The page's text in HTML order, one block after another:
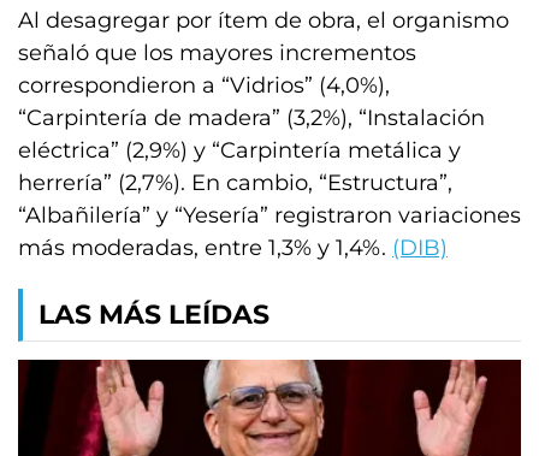
Al desagregar por ítem de obra, el organismo
señaló que los mayores incrementos
correspondieron a “Vidrios” (4,0%),
“Carpintería de madera” (3,2%), “Instalación
eléctrica” (2,9%) y “Carpintería metálica y
herrería” (2,7%). En cambio, “Estructura”,
“Albañilería” y “Yesería” registraron variaciones
más moderadas, entre 1,3% y 1,4%. (DIB)
LAS MÁS LEÍDAS